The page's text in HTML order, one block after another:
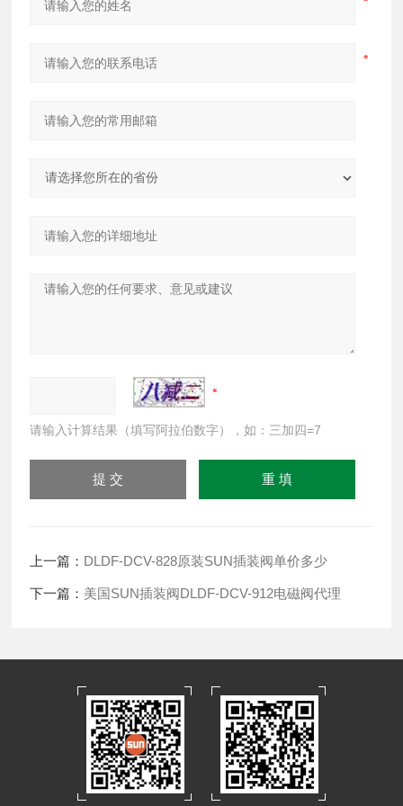
请输入计算结果（填写阿拉伯数字），如：三加四=7
上一篇： DLDF-DCV-828原装SUN插装阀单价多少
下一篇： 美国SUN插装阀DLDF-DCV-912电磁阀代理